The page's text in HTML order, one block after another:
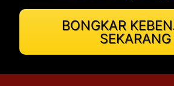
BONGKAR
SEKARANG